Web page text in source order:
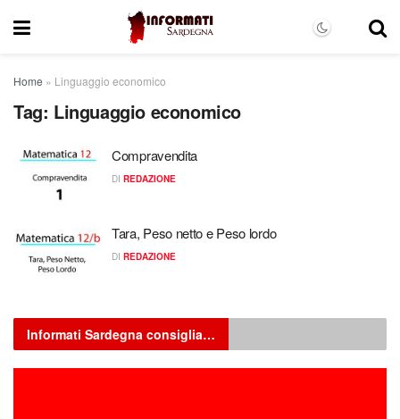
Home » Linguaggio economico
Tag: Linguaggio economico
Compravendita
DI REDAZIONE
Tara, Peso netto e Peso lordo
DI REDAZIONE
Informati Sardegna consiglia…